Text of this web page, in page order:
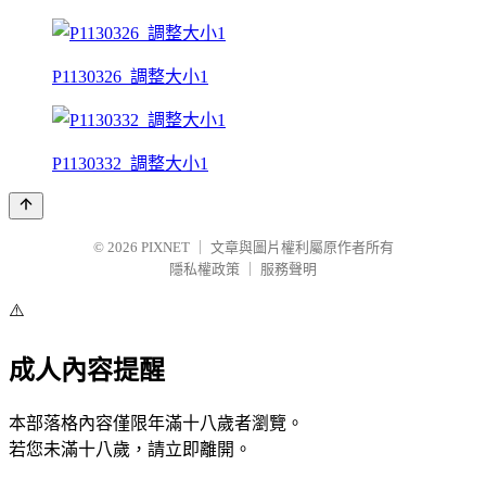
P1130326_調整大小1
P1130332_調整大小1
© 2026 PIXNET
文章與圖片權利屬原作者所有
隱私權政策
服務聲明
⚠️
成人內容提醒
本部落格內容僅限年滿十八歲者瀏覽。
若您未滿十八歲，請立即離開。